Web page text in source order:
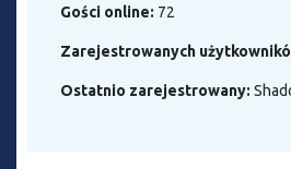
Gości online: 72
Zarejestrowanych
Ostatnio zarejestrowany: